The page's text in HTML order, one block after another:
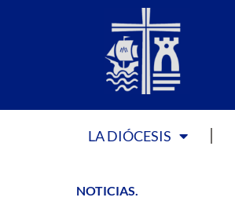
LA DIÓCESIS
NOTICIAS.